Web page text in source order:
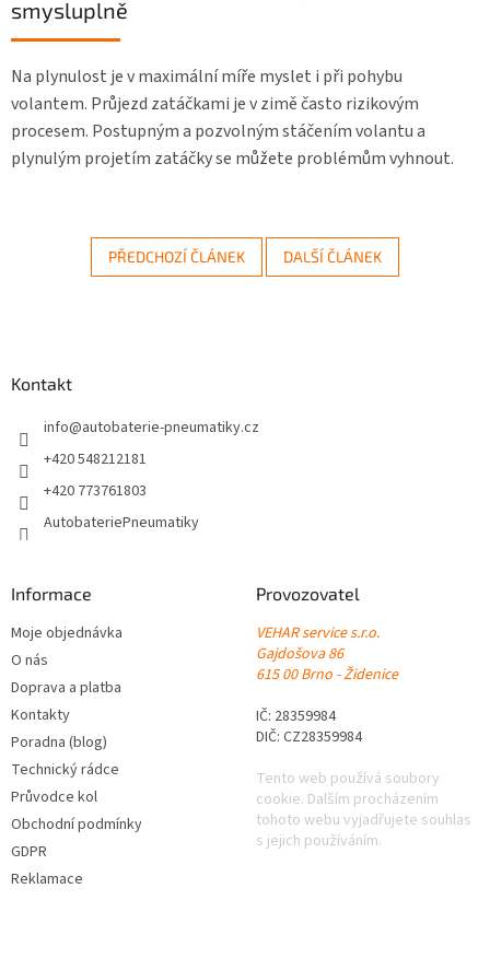
smysluplně
Na plynulost je v maximální míře myslet i při pohybu
volantem. Průjezd zatáčkami je v zimě často rizikovým
procesem. Postupným a pozvolným stáčením volantu a
plynulým projetím zatáčky se můžete problémům vyhnout.
PŘEDCHOZÍ ČLÁNEK DALŠÍ ČLÁNEK
pKontakt
info@autobaterie-pneumatiky.cz
+420 548212181
+420 773761803
AutobateriePneumatiky
Informace
Moje objednávka
O nás
Doprava a platba
Kontakty
Poradna (blog)
Technický rádce
Průvodce kol
Obchodní podmínky
GDPR
Reklamace
Provozovatel
VEHAR service s.r.o.
Gajdošova 86
615 00 Brno - Židenice
IČ: 28359984
DIČ: CZ28359984
Tento web používá soubory
cookie. Dalším procházením
tohoto webu vyjadřujete souhlas
s jejich používáním.